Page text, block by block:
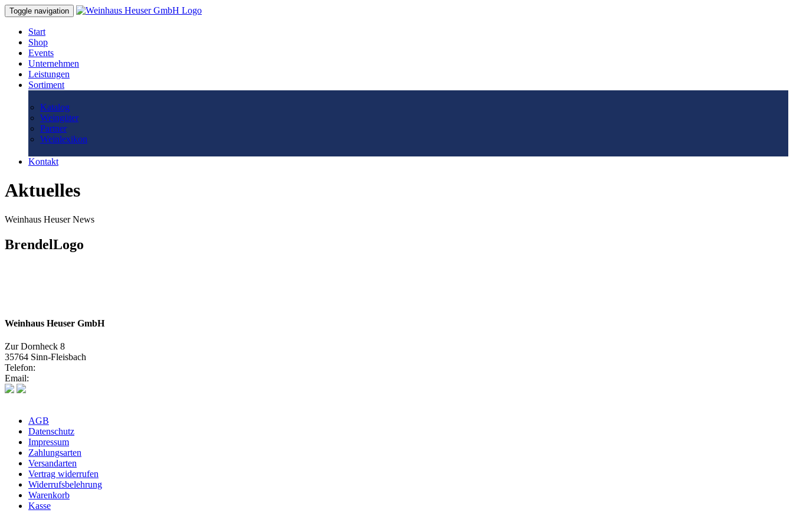
Toggle navigation
Start
Shop
Events
Unternehmen
Leistungen
Sortiment
Katalog
Weingüter
Partner
Weinlexikon
Kontakt
Aktuelles
Weinhaus Heuser News
BrendelLogo
Weinhaus Heuser GmbH
Zur Dornheck 8
35764 Sinn-Fleisbach
Telefon:
Email:
AGB
Datenschutz
Impressum
Zahlungsarten
Versandarten
Vertrag widerrufen
Widerrufsbelehrung
Warenkorb
Kasse